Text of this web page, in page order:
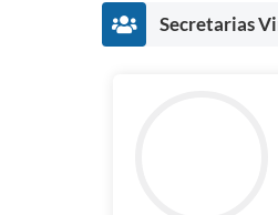
Secretarias